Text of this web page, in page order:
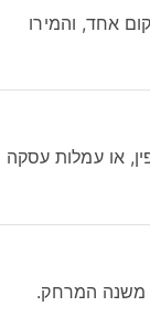
אחד, והמירו
או עמלות עסקה
המרחק.